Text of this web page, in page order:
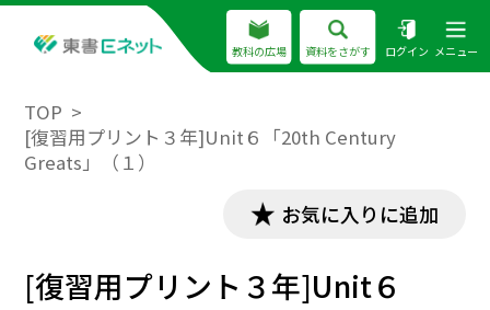
教科の広場 資料をさがす ログイン メニュー
TOP
[復習用プリント３年]Unit６「20th Century
Greats」（１）
お気に入りに追加
[復習用プリント３年]Unit６